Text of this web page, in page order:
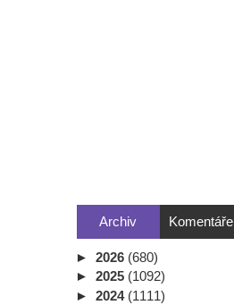
Archiv Komentáře
► 2026 (680)
► 2025 (1092)
► 2024 (1111)